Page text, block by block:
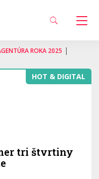
ROKA 2025 |
HOT & DIGITAL
tri štvrtiny